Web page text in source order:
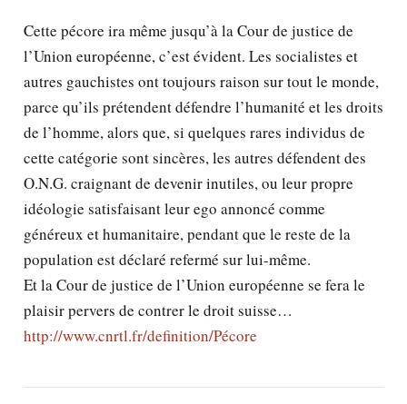
Cette pécore ira même jusqu’à la Cour de justice de
l’Union européenne, c’est évident. Les socialistes et
autres gauchistes ont toujours raison sur tout le monde,
parce qu’ils prétendent défendre l’humanité et les droits
de l’homme, alors que, si quelques rares individus de
cette catégorie sont sincères, les autres défendent des
O.N.G. craignant de devenir inutiles, ou leur propre
idéologie satisfaisant leur ego annoncé comme
généreux et humanitaire, pendant que le reste de la
population est déclaré refermé sur lui-même.
Et la Cour de justice de l’Union européenne se fera le
plaisir pervers de contrer le droit suisse…
http://www.cnrtl.fr/definition/Pécore